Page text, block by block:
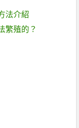
法介紹
繁殖的？